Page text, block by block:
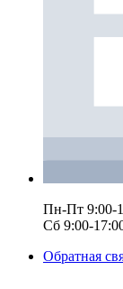
Пн-Пт 9:00-
Сб 9:00-
Обратная